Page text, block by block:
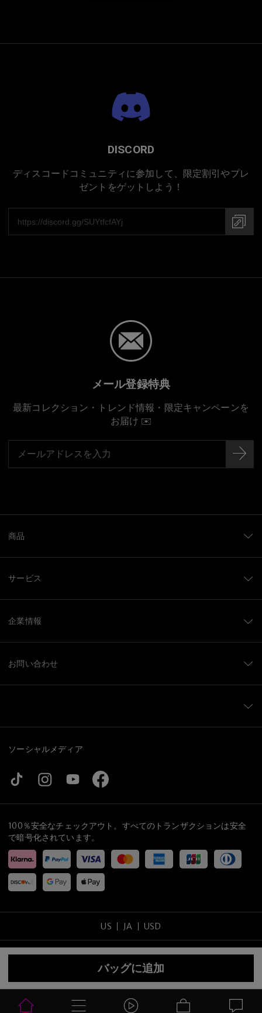
DISCORD
ディスコードコミュニティに参加して、限定割引やプレ
ゼントをゲットしよう！
メール登録特典
最新コレクション・トレンド情報・限定キャンペーンを
お届け ✉️
商品
サービス
企業情報
お問い合わせ
ソーシャルメディア
100％安全なチェックアウト。すべてのトランザクションは安全
で暗号化されています。
US JA USD
コピーライト©2026tijneyewear.全ての権利を保留する.
プライバシーポリシー
バッグに追加